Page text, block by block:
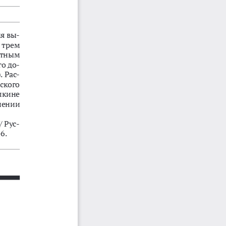
вы-
трем
до-
Рас-
Рус-